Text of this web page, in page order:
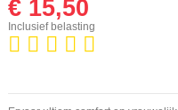
€ 15,50
Inclusief belasting